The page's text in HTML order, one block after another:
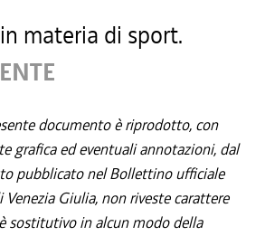
materia di sport.
documento è riprodotto, con
grafica ed eventuali annotazioni, dal
pubblicato nel Bollettino ufficiale
Giulia, non riveste carattere
sostitutivo in alcun modo della